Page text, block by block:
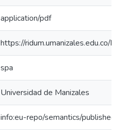
application/pdf
https://
spa
Universidad de Manizales
info:eu-repo/semantics/